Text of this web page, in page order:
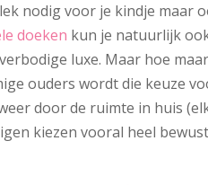
nodig voor je kindje maar
doeken kun je natuurlijk
luxe. Maar hoe
ouders wordt die keuze
door de ruimte in huis
kiezen vooral heel